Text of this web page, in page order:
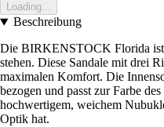
Loading...
Beschreibung
Die BIRKENSTOCK Florida ist
stehen. Diese Sandale mit drei
maximalen Komfort. Die
bezogen und passt zur Farbe
hochwertigem, weichem
Optik hat.